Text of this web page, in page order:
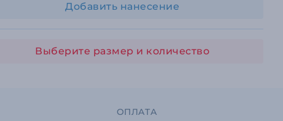
Добавить нанесение
Выберите размер и количество
ОПЛАТА